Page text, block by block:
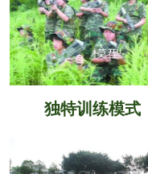
独特训练模式